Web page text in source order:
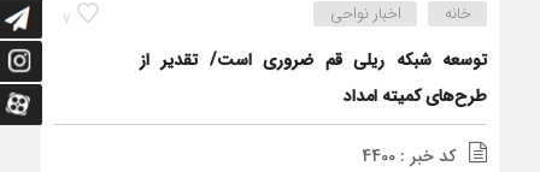
7 خانه اخبار نواحی
توسعه شبکه ریلی قم ضروری است/ تقدیر از
طرح‌های کمیته امداد
کد خبر : 4400